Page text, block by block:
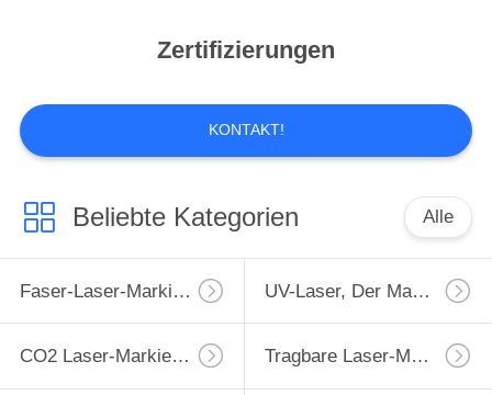
VERBINDUNG
FORDERN
SIE
EIN
ZITAT
SITEMAP
Zertifizierungen
KONTAKT!
Beliebte Kategorien Alle
Faser-Laser-Markierungs-Maschine UV-Laser, Der Maschine Markiert
CO2 Laser-Markierungs-Maschine Tragbare Laser-Markierungs-Maschine